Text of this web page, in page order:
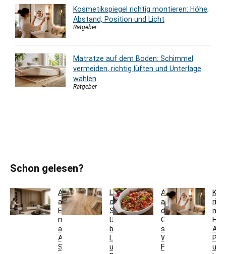
Kosmetikspiegel richtig montieren: Höhe,
Abstand, Position und Licht
Ratgeber
Matratze auf dem Boden: Schimmel
vermeiden, richtig lüften und Unterlage
wählen
Ratgeber
Schon gelesen?
Akustikpaneele
aus
Eiche
richtig
auswählen:
Aufbau,
Schallwirkung
Landhausdiele
oder
Schiffsboden:
Unterschiede
bei
Laminat
und
Auflaufform
auf
den
Grill
stellen:
Welche
Formen
und